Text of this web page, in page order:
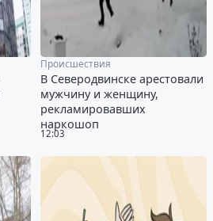
12:03
Происшествия
В Северодвинске арестовали
мужчину и женщину,
рекламировавших
наркошоп